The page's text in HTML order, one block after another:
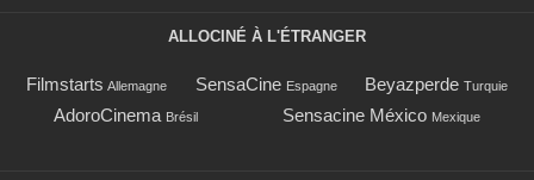
ALLOCINÉ À L'ÉTRANGER
Filmstarts Allemagne SensaCine Espagne Beyazperde Turquie
AdoroCinema Brésil Sensacine México Mexique